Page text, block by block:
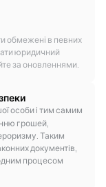
обмежені в певних
юридичний
за оновленнями.
особи і тим самим
грошей,
Таким
документів,
процесом